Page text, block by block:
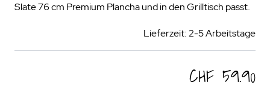
Slate 76 cm Premium Plancha und in den Grilltisch passt.
Lieferzeit: 2-5 Arbeitstage
CHF 59.90